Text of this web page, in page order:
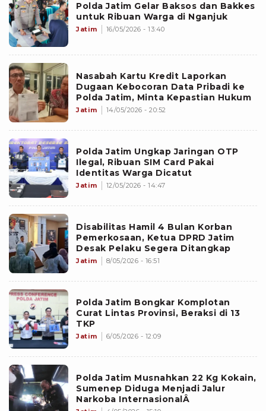
Polda Jatim Gelar Baksos dan Bakkes
untuk Ribuan Warga di Nganjuk
Jatim 16/05/2026 - 13:40
Nasabah Kartu Kredit Laporkan
Dugaan Kebocoran Data Pribadi ke
Polda Jatim, Minta Kepastian Hukum
Jatim 14/05/2026 - 20:52
Polda Jatim Ungkap Jaringan OTP
Ilegal, Ribuan SIM Card Pakai
Identitas Warga Dicatut
Jatim 12/05/2026 - 14:47
Disabilitas Hamil 4 Bulan Korban
Pemerkosaan, Ketua DPRD Jatim
Desak Pelaku Segera Ditangkap
Jatim 8/05/2026 - 16:51
Polda Jatim Bongkar Komplotan
Curat Lintas Provinsi, Beraksi di 13
TKP
Jatim 6/05/2026 - 12:09
Polda Jatim Musnahkan 22 Kg Kokain,
Sumenep Diduga Menjadi Jalur
Narkoba InternasionalÂ